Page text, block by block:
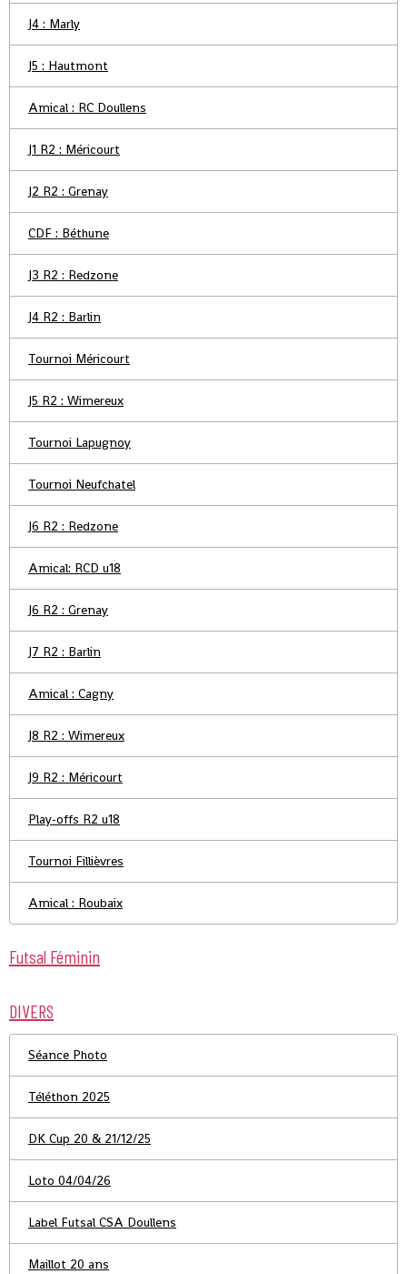
J4 : Marly
J5 : Hautmont
Amical : RC Doullens
J1 R2 : Méricourt
J2 R2 : Grenay
CDF : Béthune
J3 R2 : Redzone
J4 R2 : Barlin
Tournoi Méricourt
J5 R2 : Wimereux
Tournoi Lapugnoy
Tournoi Neufchatel
J6 R2 : Redzone
Amical: RCD u18
J6 R2 : Grenay
J7 R2 : Barlin
Amical : Cagny
J8 R2 : Wimereux
J9 R2 : Méricourt
Play-offs R2 u18
Tournoi Fillièvres
Amical : Roubaix
Futsal Féminin
DIVERS
Séance Photo
Téléthon 2025
DK Cup 20 & 21/12/25
Loto 04/04/26
Label Futsal CSA Doullens
Maillot 20 ans